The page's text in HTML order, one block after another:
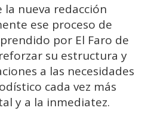
la nueva redacción
ese proceso de
por El Faro de
su estructura y
a las necesidades
cada vez más
y a la inmediatez.